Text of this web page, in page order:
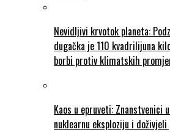
Nevidljivi krvotok planeta:
dugačka je 110 kvadrilijuna
borbi protiv klimatskih
Kaos u epruveti:
nuklearnu eksploziju i doživjeli